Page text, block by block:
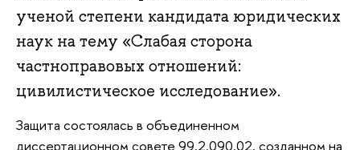
ученой степени кандидата юридических
наук на тему «Слабая сторона
частноправовых отношений:
цивилистическое исследование».
Защита состоялась в объединенном
диссертационном совете 99.2.090.02, созданном на